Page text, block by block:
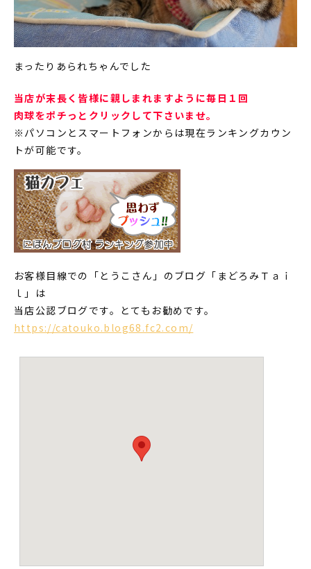
まったりあられちゃんでした
当店が末長く皆様に親しまれますように毎日１回
肉球をポチっとクリックして下さいませ。
※パソコンとスマートフォンからは現在ランキングカウン
トが可能です。
お客様目線での「とうこさん」のブログ「まどろみＴａｉ
ｌ」は
当店公認ブログです。とてもお勧めです。
https://catouko.blog68.fc2.com/